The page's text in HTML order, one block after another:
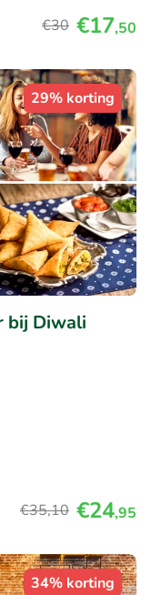
€30 €17,50
29% korting
bij Diwali
€35,10 €24,95
34% korting